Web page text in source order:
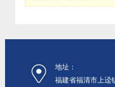
地址：
福建省福清市上迳